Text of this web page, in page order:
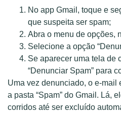
No app Gmail, toque e
que suspeita ser spam;
Abra o menu de opções,
Selecione a opção
Se aparecer uma tela de
“Denunciar Spam” para
Uma vez denunciado, o e-mail
a pasta “Spam” do Gmail. Lá,
corridos até ser excluído